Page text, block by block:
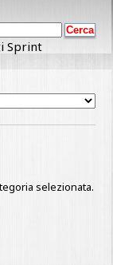
Sprint
selezionata.